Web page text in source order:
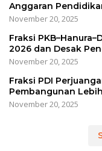
Anggaran
November 20, 2025
Fraksi
2026 dan Desak
November 20, 2025
Fraksi PDI
Pembangunan
November 20, 2025